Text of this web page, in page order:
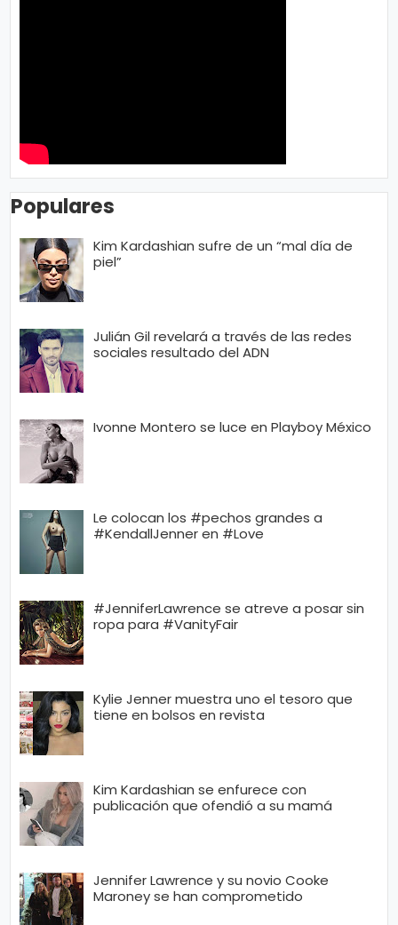
Populares
Kim Kardashian sufre de un “mal día de
piel”
Julián Gil revelará a través de las redes
sociales resultado del ADN
Ivonne Montero se luce en Playboy México
Le colocan los #pechos grandes a
#KendallJenner en #Love
#JenniferLawrence se atreve a posar sin
ropa para #VanityFair
Kylie Jenner muestra uno el tesoro que
tiene en bolsos en revista
Kim Kardashian se enfurece con
publicación que ofendió a su mamá
Jennifer Lawrence y su novio Cooke
Maroney se han comprometido